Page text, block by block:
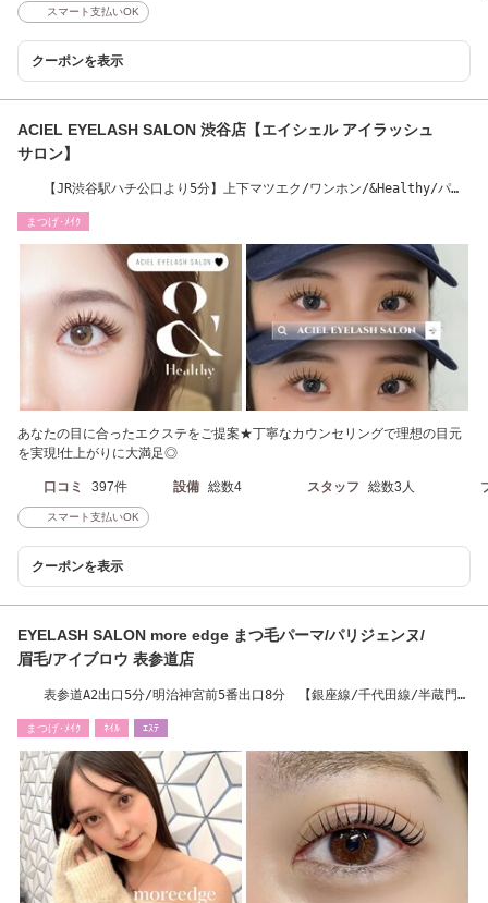
スマート支払いOK
クーポンを表示
ACIEL EYELASH SALON 渋谷店【エイシェル アイラッシュ
サロン】
【JR渋谷駅ハチ公口より5分】上下マツエク/ワンホン/&Healthy/パリ
まつげ･ﾒｲｸ
あなたの目に合ったエクステをご提案★丁寧なカウンセリングで理想の目元
を実現!仕上がりに大満足◎
口コミ 397件 設備 総数4 スタッフ 総数3人
スマート支払いOK
クーポンを表示
EYELASH SALON more edge まつ毛パーマ/パリジェンヌ/
眉毛/アイブロウ 表参道店
表参道A2出口5分/明治神宮前5番出口8分 【銀座線/千代田線/半蔵門
まつげ･ﾒｲｸ ﾈｲﾙ ｴｽﾃ